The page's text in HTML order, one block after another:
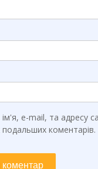
e-mail, та адресу
подальших коментарів.